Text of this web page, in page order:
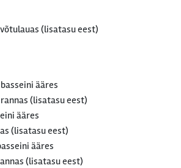
(lisatasu eest)
ääres
(lisatasu eest)
ääres
(lisatasu eest)
ääres
(lisatasu eest)